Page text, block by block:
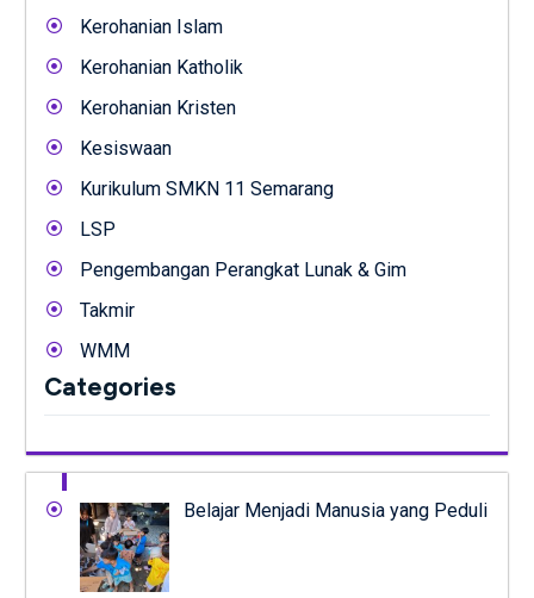
Kerohanian Islam
Kerohanian Katholik
Kerohanian Kristen
Kesiswaan
Kurikulum SMKN 11 Semarang
LSP
Pengembangan Perangkat Lunak & Gim
Takmir
WMM
Categories
Belajar Menjadi Manusia yang Peduli